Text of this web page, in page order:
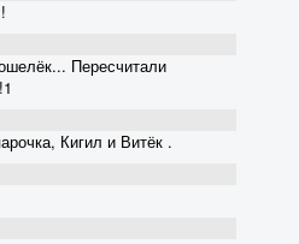
Пересчитали
Кигил и Витёк .